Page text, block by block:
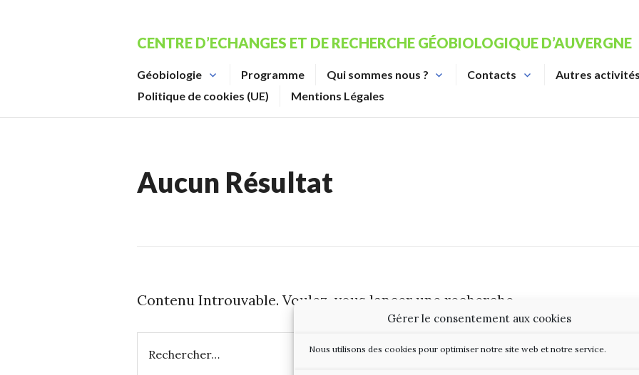
Gérer le consentement aux cookies
Nous utilisons des cookies pour optimiser notre site web et notre service.
CENTRE D’ECHANGES ET DE RECHERCHE GÉOBIOLOGIQUE D’AUVERGNE
Géobiologie Programme Qui sommes nous ? Contacts
Autres
Politique de cookies (UE)
Mentions Légales
Aucun Résultat
Contenu Introuvable. Voulez-vous lancer une recherche